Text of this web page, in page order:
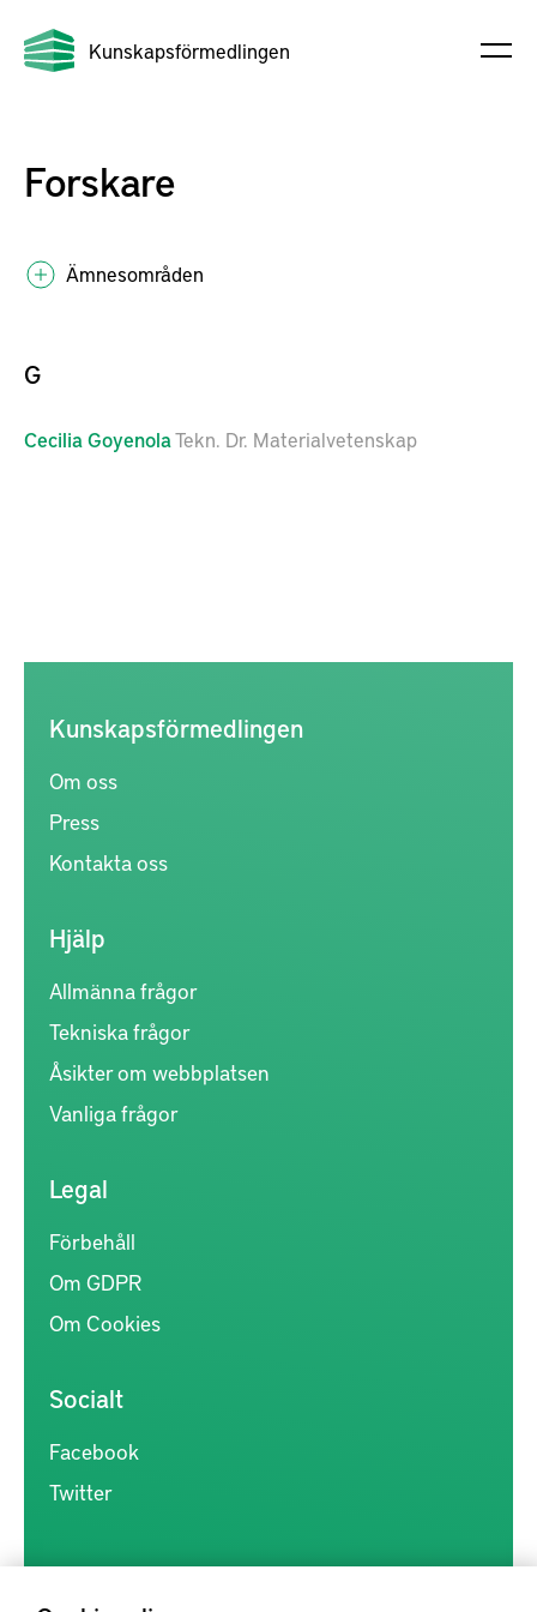
Kunskapsförmedlingen
Forskare
Ämnesområden
G
CeciliaGoyenolaTekn. Dr. Materialvetenskap
Kunskapsförmedlingen
Om oss
Press
Kontakta oss
Hjälp
Allmänna frågor
Tekniska frågor
Åsikter om webbplatsen
Vanliga frågor
Legal
Förbehåll
Om GDPR
Om Cookies
Socialt
Facebook
Twitter